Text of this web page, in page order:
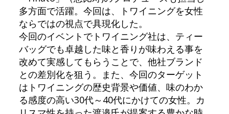
多方面で活躍。今回は、トワイニングを女性
ならではの視点で具現化した。
今回のイベントでトワイニング社は、ティー
バッグでも卓越した味と香りが味わえる事を
改めて実感してもらうことで、他社ブランド
との差別化を狙う。また、今回のターゲット
はトワイニングの歴史背景や価値、味のわか
る感度の高い30代～40代にかけての女性。カ